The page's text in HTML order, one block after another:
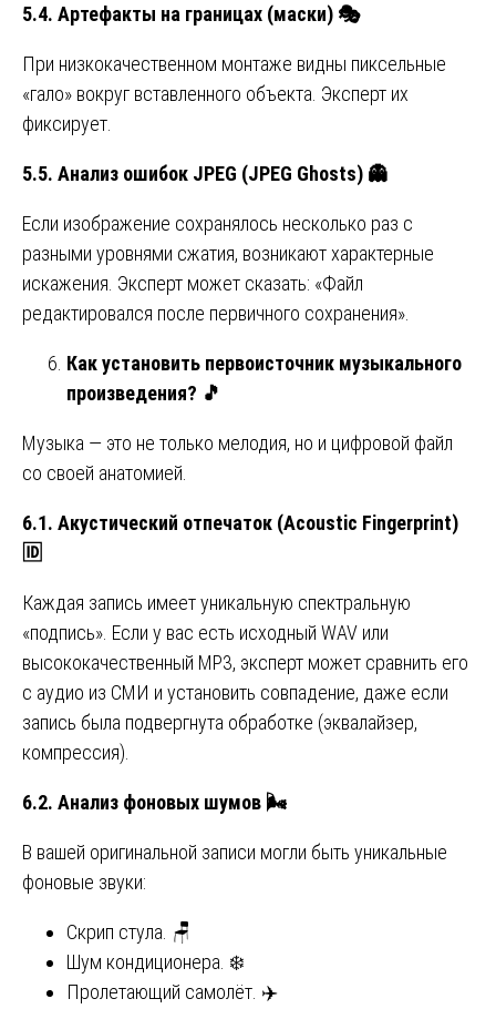
5.4. Артефакты на границах (маски) 🎭
При низкокачественном монтаже видны пиксельные
«гало» вокруг вставленного объекта. Эксперт их
фиксирует.
5.5. Анализ ошибок JPEG (JPEG Ghosts) 👻
Если изображение сохранялось несколько раз с
разными уровнями сжатия, возникают характерные
искажения. Эксперт может сказать: «Файл
редактировался после первичного сохранения».
Как установить первоисточник музыкального
произведения? 🎵
Музыка — это не только мелодия, но и цифровой файл
со своей анатомией.
6.1. Акустический отпечаток (Acoustic Fingerprint)
🆔
Каждая запись имеет уникальную спектральную
«подпись». Если у вас есть исходный WAV или
высококачественный MP3, эксперт может сравнить его
с аудио из СМИ и установить совпадение, даже если
запись была подвергнута обработке (эквалайзер,
компрессия).
6.2. Анализ фоновых шумов 🌬
В вашей оригинальной записи могли быть уникальные
фоновые звуки:
Скрип стула. 🪑
Шум кондиционера. ❄️
Пролетающий самолёт. ✈️